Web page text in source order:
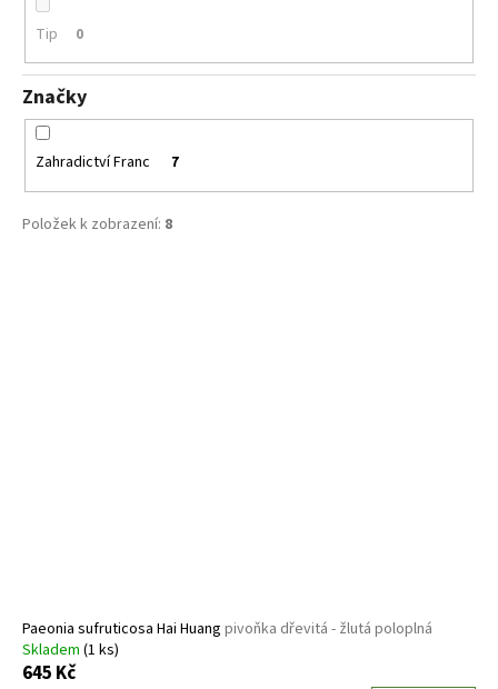
Tip 0
Značky
Zahradictví Franc 7
Položek k zobrazení: 8
ů
Paeonia sufruticosa Hai Huang pivoňka dřevitá - žlutá poloplná
Skladem (1 ks)
645 Kč